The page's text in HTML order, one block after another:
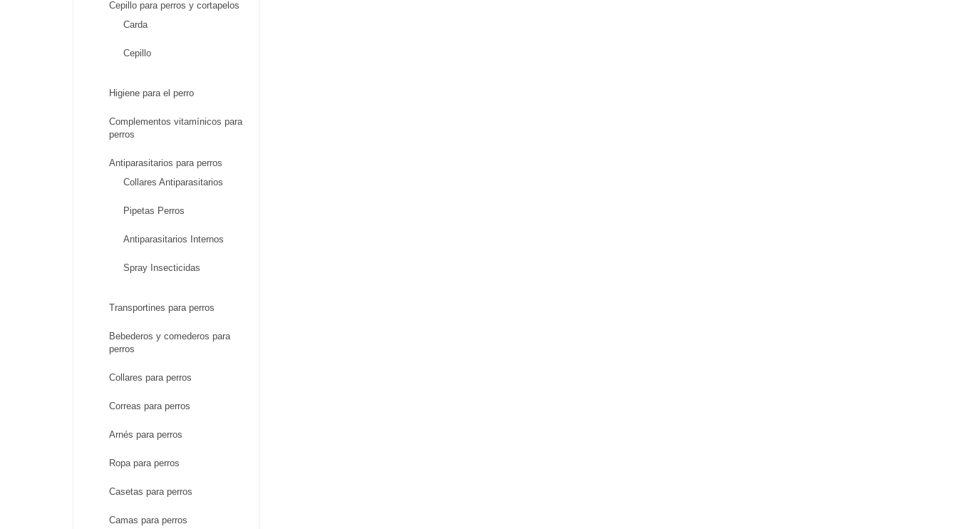
Cepillo para perros y cortapelos
Carda
Cepillo
Higiene para el perro
Complementos vitamínicos para
perros
Antiparasitarios para perros
Collares Antiparasitarios
Pipetas Perros
Antiparasitarios Internos
Spray Insecticidas
Transportines para perros
Bebederos y comederos para
perros
Collares para perros
Correas para perros
Arnés para perros
Ropa para perros
Casetas para perros
Camas para perros